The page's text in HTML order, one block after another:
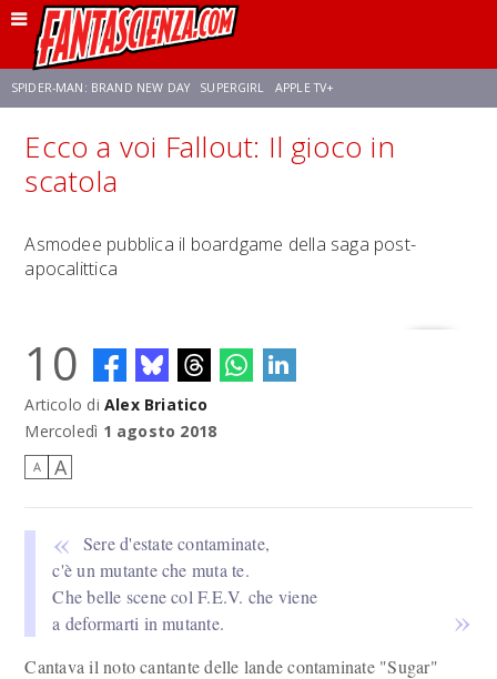
SPIDER-MAN: BRAND NEW DAY SUPERGIRL APPLE TV+
FRANCO RICCIARDIELLO ZENDAYA STAR TREK AVENGERS: DOOMSDAY
Ecco a voi Fallout: Il gioco in
scatola
Asmodee pubblica il boardgame della saga post-
apocalittica
10
Articolo di Alex Briatico
Mercoledì 1 agosto 2018
A A
Sere d'estate contaminate,
c'è un mutante che muta te.
Che belle scene col F.E.V. che viene
a deformarti in mutante.
Cantava il noto cantante delle lande contaminate "Sugar"